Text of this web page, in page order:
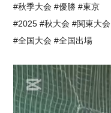
#秋季大会 #優勝 #東京
#2025 #秋大会 #関東大会
#全国大会 #全国出場